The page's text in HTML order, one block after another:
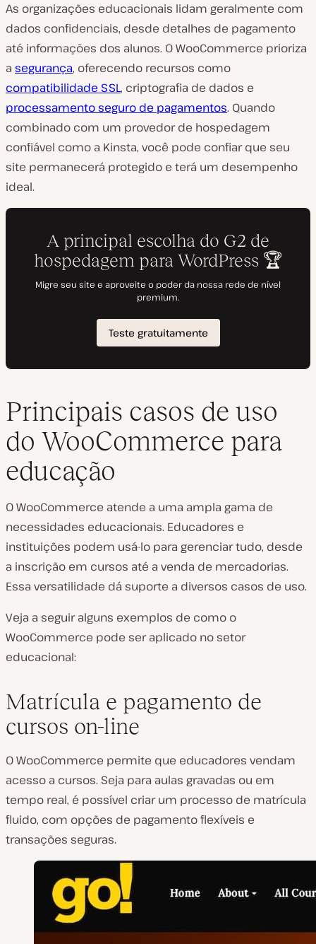
As organizações educacionais lidam geralmente com
dados confidenciais, desde detalhes de pagamento
até informações dos alunos. O WooCommerce prioriza
a segurança, oferecendo recursos como
compatibilidade SSL, criptografia de dados e
processamento seguro de pagamentos. Quando
combinado com um provedor de hospedagem
confiável como a Kinsta, você pode confiar que seu
site permanecerá protegido e terá um desempenho
ideal.
Principais casos de uso
do WooCommerce para
educação
O WooCommerce atende a uma ampla gama de
necessidades educacionais. Educadores e
instituições podem usá-lo para gerenciar tudo, desde
a inscrição em cursos até a venda de mercadorias.
Essa versatilidade dá suporte a diversos casos de uso.
Veja a seguir alguns exemplos de como o
WooCommerce pode ser aplicado no setor
educacional:
Matrícula e pagamento de
cursos on-line
O WooCommerce permite que educadores vendam
acesso a cursos. Seja para aulas gravadas ou em
tempo real, é possível criar um processo de matrícula
fluido, com opções de pagamento flexíveis e
transações seguras.